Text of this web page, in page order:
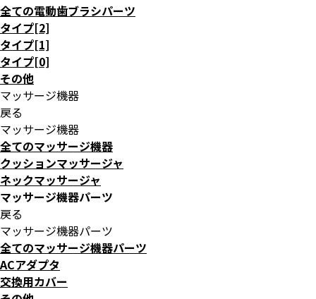
全ての電動歯ブラシパーツ
タイプ[2]
タイプ[1]
タイプ[0]
その他
マッサージ機器
戻る
マッサージ機器
全てのマッサージ機器
クッションマッサージャ
ネックマッサージャ
マッサージ機器パーツ
戻る
マッサージ機器パーツ
全てのマッサージ機器パーツ
ACアダプタ
交換用カバー